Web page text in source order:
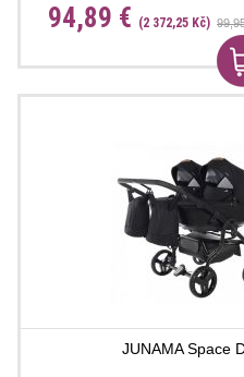
94,89 € (2 372,25 Kč)
JUNAMA Space